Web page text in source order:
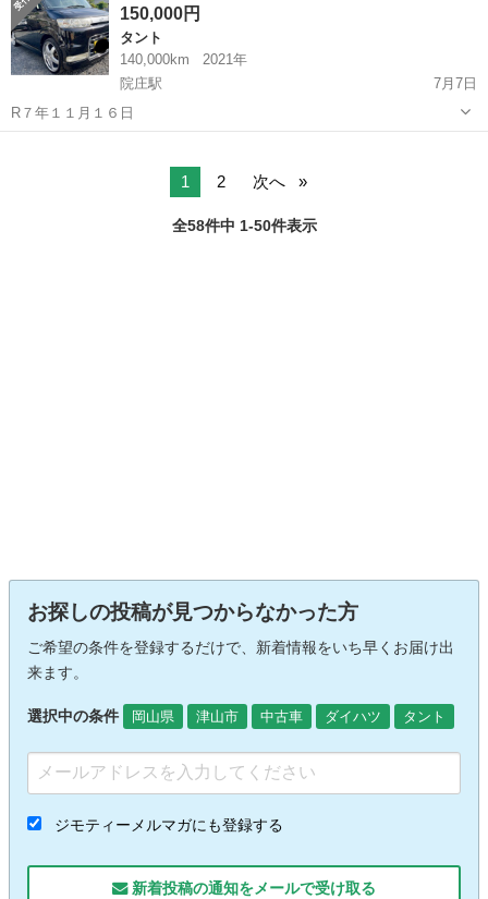
少前後します) 車...150,000円
タント
140,000km
2021年
院庄駅
7月7日
R７年１１月１６日
1 2 次へ
全58件中 1-50件表示
お探しの投稿が見つからなかった方
ご希望の条件を登録するだけで、新着情報をいち早くお届け出
来ます。
選択中の条件 岡山県 津山市 中古車 ダイハツ タント
ジモティーメルマガにも登録する
新着投稿の通知をメールで受け取る